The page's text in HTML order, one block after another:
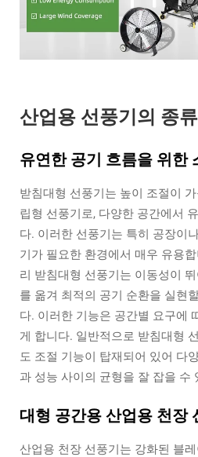
산업용 선풍기의 종
유연한 공기 흐름을 위한
받침대형 선풍기는 높이 조절이
립형 선풍기로, 다양한 공간에서
다. 이러한 선풍기는 특히 공장이
기가 필요한 환경에서 매우 유용
리 받침대형 선풍기는 이동성이
를 옮겨 최적의 공기 순환을 실현
다. 이러한 기능은 공간별 요구에
게 합니다. 일반적으로 받침대형
도 조절 기능이 탑재되어 있어 다
과 성능 사이의 균형을 잘 잡을 수
대형 공간용 산업용 천장
산업용 천장 선풍기는 강화된 블